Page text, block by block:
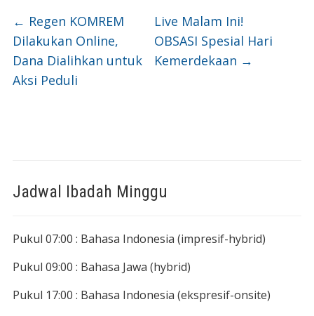
← Regen KOMREM
Dilakukan Online,
Dana Dialihkan untuk
Aksi Peduli
Live Malam Ini!
OBSASI Spesial Hari
Kemerdekaan →
Jadwal Ibadah Minggu
Pukul 07:00 : Bahasa Indonesia (impresif-hybrid)
Pukul 09:00 : Bahasa Jawa (hybrid)
Pukul 17:00 : Bahasa Indonesia (ekspresif-onsite)